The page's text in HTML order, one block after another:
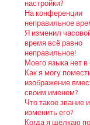
настройки?
На конференции
неправильное
Я изменил
время всё равно
неправильное!
Моего языка нет в
Как я могу
изображение
своим именем?
Что такое звание
изменить его?
Когда я щёлкаю